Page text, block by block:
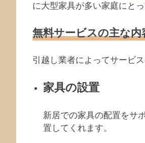
に大型家具が多い家庭にと
無料サービスの主な内
引越し業者によってサービ
家具の設置
新居での家具の配置をサ
置してくれます。